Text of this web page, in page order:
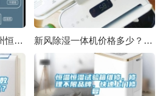
浙江／杭州／湖州／温州恒温恒湿箱 新风除湿一体机价格多少？高性价比新风除湿一体机